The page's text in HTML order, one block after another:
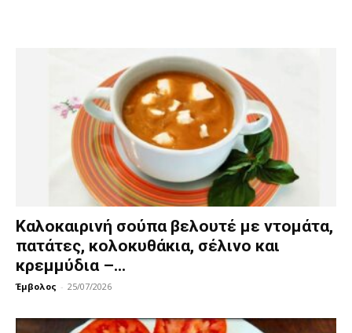
Καλοκαιρινή σούπα βελουτέ με ντομάτα,
πατάτες, κολοκυθάκια, σέλινο και
κρεμμύδια –...
Έμβολος - 25/07/2026